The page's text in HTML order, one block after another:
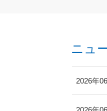
ニュ
2026年